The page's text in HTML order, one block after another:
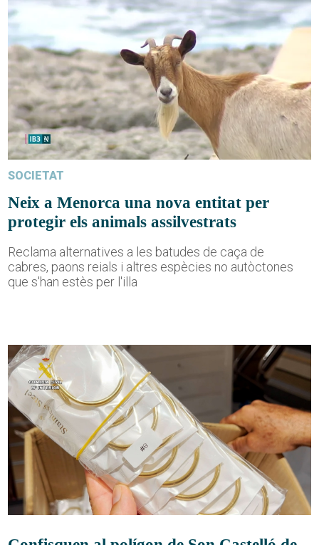
SOCIETAT
Neix a Menorca una nova entitat per
protegir els animals assilvestrats
Reclama alternatives a les batudes de caça de
cabres, paons reials i altres espècies no autòctones
que s'han estès per l'illa